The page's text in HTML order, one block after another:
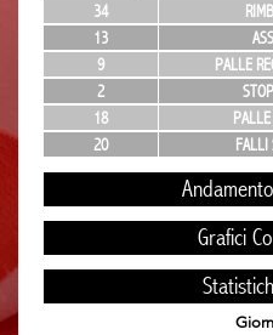
34
13
9
PALLE
2
18
20
FALLI
Grafici